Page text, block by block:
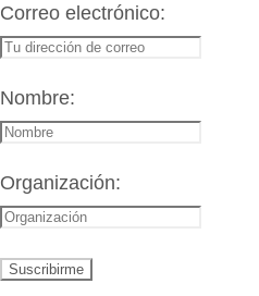
Correo electrónico:
Nombre:
Organización: